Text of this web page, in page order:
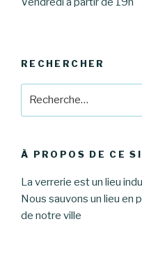
RECHERCHER
À PROPOS DE CE
La verrerie est un lieu
Nous sauvons un lieu en
de notre ville